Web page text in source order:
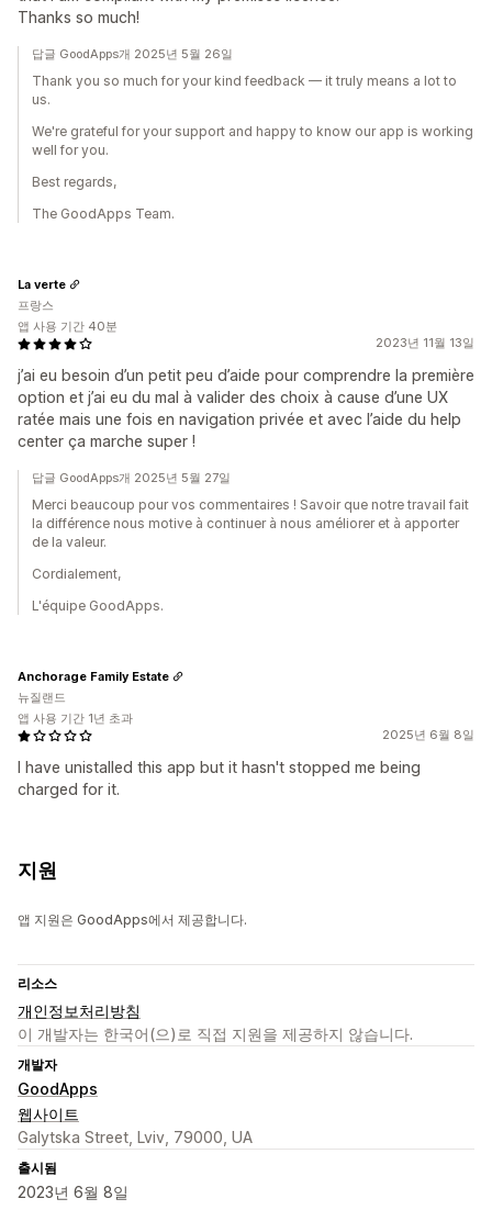
Thanks so much!
답글 GoodApps개 2025년 5월 26일
Thank you so much for your kind feedback — it truly means a lot to
us.
We're grateful for your support and happy to know our app is working
well for you.
Best regards,
The GoodApps Team.
2023년 11월 13일
j’ai eu besoin d’un petit peu d’aide pour comprendre la première
option et j’ai eu du mal à valider des choix à cause d’une UX
ratée mais une fois en navigation privée et avec l’aide du help
center ça marche super !
La verte
프랑스
앱 사용 기간 40분
답글 GoodApps개 2025년 5월 27일
Merci beaucoup pour vos commentaires ! Savoir que notre travail fait
la différence nous motive à continuer à nous améliorer et à apporter
de la valeur.
Cordialement,
L'équipe GoodApps.
2025년 6월 8일
I have unistalled this app but it hasn't stopped me being
charged for it.
Anchorage Family Estate
뉴질랜드
앱 사용 기간 1년 초과
지원
앱 지원은 GoodApps에서 제공합니다.
리소스
개인정보처리방침
이 개발자는 한국어(으)로 직접 지원을 제공하지 않습니다.
개발자
GoodApps
웹사이트
Galytska Street, Lviv, 79000, UA
출시됨
2023년 6월 8일